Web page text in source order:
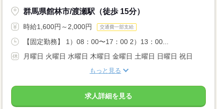
群馬県館林市/渡瀬駅（徒歩 15分）
時給1,600円～2,000円 交通費一部支給
【固定勤務】 1）08：00〜17：00 2）13：00...
月曜日 火曜日 水曜日 木曜日 金曜日 土曜日 日曜日 祝日
もっと見る
求人詳細を見る